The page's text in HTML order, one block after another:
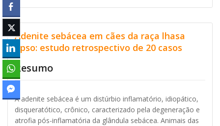
Adenite sebácea em cães da raça lhasa
apso: estudo retrospectivo de 20 casos
Resumo
A adenite sebácea é um distúrbio inflamatório, idiopático,
disqueratótico, crônico, caracterizado pela degeneração e
atrofia pós-inflamatória da glândula sebácea. Animais das